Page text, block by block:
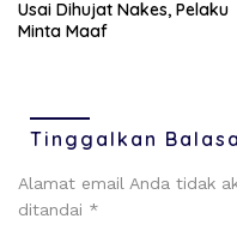
Usai Dihujat Nakes, Pelaku
Minta Maaf
Tinggalkan
Alamat email Anda tidak
ditandai *